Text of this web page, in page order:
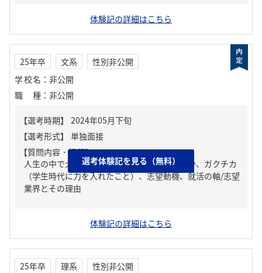
体験記の詳細はこちら
25年卒 文系
性別非公開
学校名 ： 非公開
職種 ： 非公開
【質問内容・課題】
人生の中で大きな挫折経験。どう乗り越えたか、ガクチカ
（学生時代に力を入れたこと）、志望動機、就活の軸/志望
業界とその理由
選考体験記を見る（無料）
体験記の詳細はこちら
25年卒 理系
性別非公開